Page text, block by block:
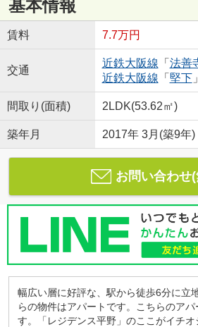
基本情報
賃料 7.7万円
交通
近鉄大阪線 「 法善
近鉄大阪線 「 堅下
間取り(面積) 2LDK(53.62㎡)
築年月 2017年 3月(築9年)
お問い合わせ
幅広い層に好評な、駅から徒歩6分に立
らの物件はアパートです。こちらのア
す。「レジデンス平野」のここがイチ